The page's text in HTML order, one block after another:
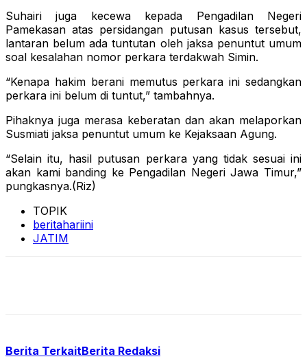
Suhairi juga kecewa kepada Pengadilan Negeri
Pamekasan atas persidangan putusan kasus tersebut,
lantaran belum ada tuntutan oleh jaksa penuntut umum
soal kesalahan nomor perkara terdakwah Simin.
“Kenapa hakim berani memutus perkara ini sedangkan
perkara ini belum di tuntut,” tambahnya.
Pihaknya juga merasa keberatan dan akan melaporkan
Susmiati jaksa penuntut umum ke Kejaksaan Agung.
“Selain itu, hasil putusan perkara yang tidak sesuai ini
akan kami banding ke Pengadilan Negeri Jawa Timur,”
pungkasnya.(Riz)
TOPIK
beritahariini
JATIM
Berita TerkaitBerita Redaksi